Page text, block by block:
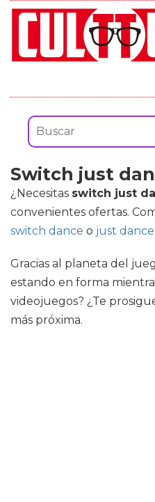
Switch just
¿Necesitas switch just
convenientes ofertas.
switch dance o just
Gracias al planeta del
estando en forma
videojuegos? ¿Te
más próxima.